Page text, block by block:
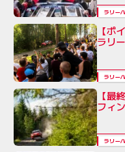
ラリー/
【ポ
ラリ
ラリー/
【最
フィ
ラリー/